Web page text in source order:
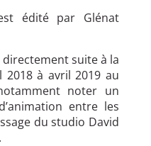
édité par Glénat
suite à la
2018 à avril 2019 au
noter un
entre les
du studio David